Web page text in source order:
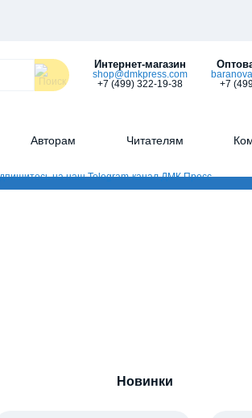
Интернет-магазин
shop@dmkpress.com
+7 (499) 322-19-38
+7
Авторам Читателям
Новинки